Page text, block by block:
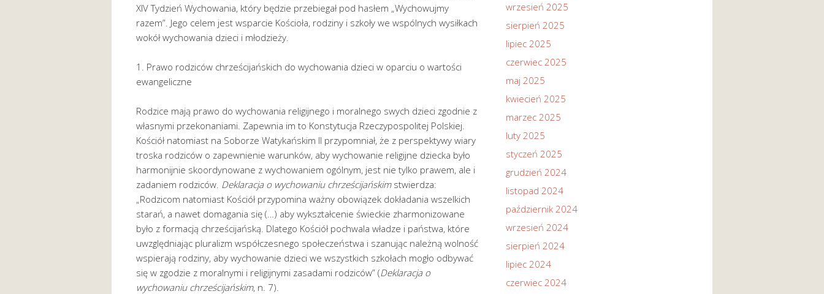
XIV Tydzień Wychowania, który będzie przebiegał pod hasłem „Wychowujmy
razem”. Jego celem jest wsparcie Kościoła, rodziny i szkoły we wspólnych wysiłkach
wokół wychowania dzieci i młodzieży.
1. Prawo rodziców chrześcijańskich do wychowania dzieci w oparciu o wartości
ewangeliczne
Rodzice mają prawo do wychowania religijnego i moralnego swych dzieci zgodnie z
własnymi przekonaniami. Zapewnia im to Konstytucja Rzeczypospolitej Polskiej.
Kościół natomiast na Soborze Watykańskim II przypomniał, że z perspektywy wiary
troska rodziców o zapewnienie warunków, aby wychowanie religijne dziecka było
harmonijnie skoordynowane z wychowaniem ogólnym, jest nie tylko prawem, ale i
zadaniem rodziców. Deklaracja o wychowaniu chrześcijańskimstwierdza:
„Rodzicom natomiast Kościół przypomina ważny obowiązek dokładania wszelkich
starań, a nawet domagania się (…) aby wykształcenie świeckie zharmonizowane
było z formacją chrześcijańską. Dlatego Kościół pochwala władze i państwa, które
uwzględniając pluralizm współczesnego społeczeństwa i szanując należną wolność
wspierają rodziny, aby wychowanie dzieci we wszystkich szkołach mogło odbywać
się w zgodzie z moralnymi i religijnymi zasadami rodziców” (Deklaracja o
wychowaniu chrześcijańskim, n. 7).
wrzesień 2025
sierpień 2025
lipiec 2025
czerwiec 2025
maj 2025
kwiecień 2025
marzec 2025
luty 2025
styczeń 2025
grudzień 2024
listopad 2024
październik 2024
wrzesień 2024
sierpień 2024
lipiec 2024
czerwiec 2024